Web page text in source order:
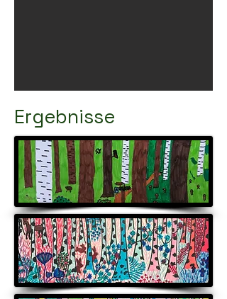
Ergebnisse